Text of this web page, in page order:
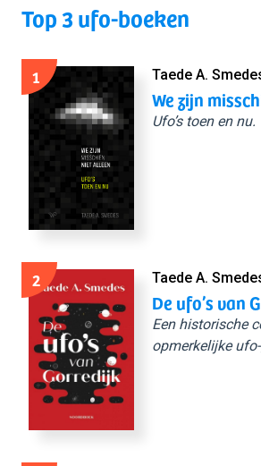
Top 3 ufo-boeken
1 Taede A.
We zijn
Ufo’s toen en nu.
2 Taede A.
De ufo’s van
Een historische
opmerkelijke